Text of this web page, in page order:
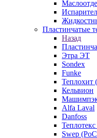
Пластинчатые
Назад
Этра ЭТ
Sondex
Funke
Теплохит
Кельвион
Alfa Laval
Danfoss
Swep